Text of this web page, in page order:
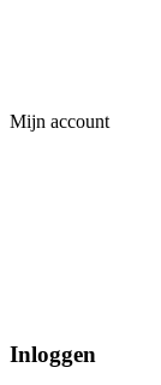
Mijn account
Inloggen